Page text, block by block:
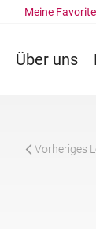
Über uns
Meine
Vorheriges